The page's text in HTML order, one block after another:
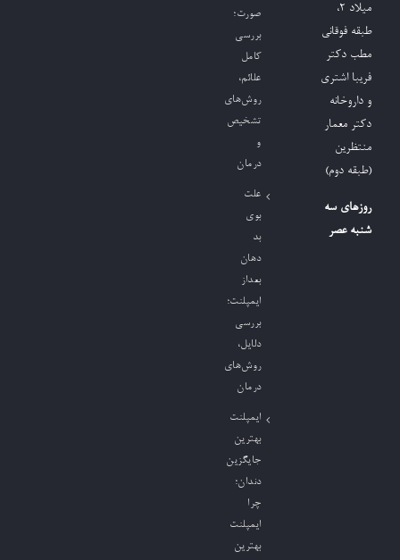
میلاد ٢،
طبقه فوقانی
مطب دکتر
فریبا اشتری
و داروخانه
دکتر معمار
منتظرین
(طبقه دوم)
روزهای سه
شنبه عصر
صورت؛
بررسی
کامل
علائم،
روش‌های
تشخیص
و
درمان
علت
بوی
بد
دهان
بعداز
ایمپلنت؛
بررسی
دلایل،
روش‌های
درمان
ایمپلنت
بهترین
جایگزین
دندان؛
چرا
ایمپلنت
بهترین